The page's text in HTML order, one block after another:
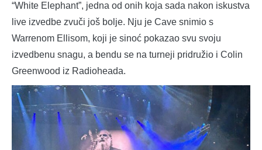
“White Elephant”, jedna od onih koja sada nakon iskustva
live izvedbe zvuči još bolje. Nju je Cave snimio s
Warrenom Ellisom, koji je sinoć pokazao svu svoju
izvedbenu snagu, a bendu se na turneji pridružio i Colin
Greenwood iz Radioheada.